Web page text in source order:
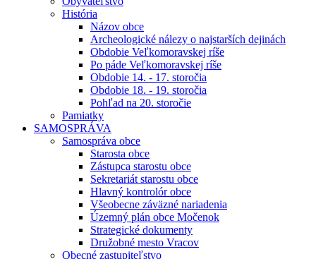
História
Názov obce
Archeologické nálezy o najstarších dejinách
Obdobie Veľkomoravskej ríše
Po páde Veľkomoravskej ríše
Obdobie 14. - 17. storočia
Obdobie 18. - 19. storočia
Pohľad na 20. storočie
Pamiatky
SAMOSPRÁVA
Samospráva obce
Starosta obce
Zástupca starostu obce
Sekretariát starostu obce
Hlavný kontrolór obce
Všeobecne záväzné nariadenia
Územný plán obce Močenok
Strategické dokumenty
Družobné mesto Vracov
Obecné zastupiteľstvo